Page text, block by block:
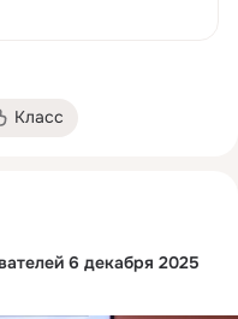
ВКонтакте.
Класс
6 декабря 2025